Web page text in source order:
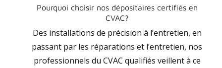
Pourquoi choisir nos dépositaires certifiés en
CVAC?
Des installations de précision à l’entretien, en
passant par les réparations et l’entretien, nos
professionnels du CVAC qualifiés veillent à ce